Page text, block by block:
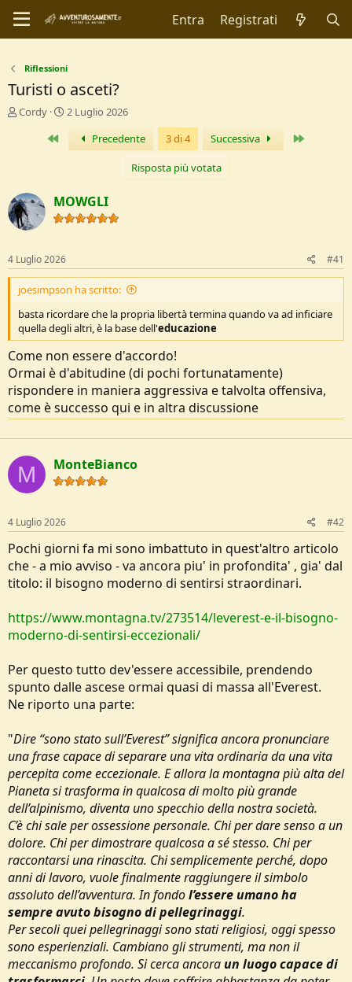
Entra Registrati
Riflessioni
Turisti o asceti?
C
r
e
D
c
u
s
s
i
o
n
Cordy
D
a
I
n
i
o
2 Luglio 2026
Primo Precedente 3 di 4 Successiva
Risposta più votata
MOWGLI
4 Luglio 2026 #41
joesimpson ha scritto:
basta ricordare che la propria libertà termina quando va ad inficiare
quella degli altri, è la base dell'educazione
Come non essere d'accordo!
Ormai è d'abitudine (di pochi fortunatamente)
rispondere in maniera aggressiva e talvolta offensiva,
come è successo qui e in altra discussione
M MonteBianco
4 Luglio 2026 #42
Pochi giorni fa mi sono imbattuto in quest'altro articolo
che - a mio avviso - va ancora piu' in profondita' , gia' dal
titolo: il bisogno moderno di sentirsi straordinari.
https://www.montagna.tv/273514/leverest-e-il-bisogno-
moderno-di-sentirsi-eccezionali/
Per questo tutto dev'essere accessibile, prendendo
spunto dalle ascese ormai quasi di massa all'Everest.
Ne riporto una parte:
"Dire “sono stato sull’Everest” significa ancora pronunciare
una frase capace di separare una vita ordinaria da una vita
percepita come eccezionale. E allora la montagna più alta del
Pianeta si trasforma in qualcosa di molto più grande
dell’alpinismo, diventa uno specchio della nostra società.
C’è chi sale per ossessione personale. Chi per dare senso a un
dolore. Chi per dimostrare qualcosa a sé stesso. Chi per
raccontarsi una rinascita. Chi semplicemente perché, dopo
anni di lavoro, vuole finalmente raggiungere il simbolo
assoluto dell’avventura. In fondol’essere umano ha
sempre avuto bisogno di pellegrinaggi.
Per secoli quei pellegrinaggi sono stati religiosi, oggi spesso
sono esperienziali. Cambiano gli strumenti, ma non il
meccanismo profondo. Si cerca ancoraun luogo capace di